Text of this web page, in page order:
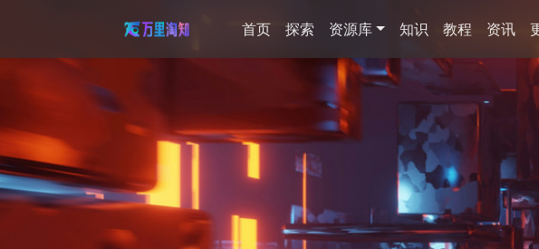
首页 探索 资源库 知识 教程 资讯